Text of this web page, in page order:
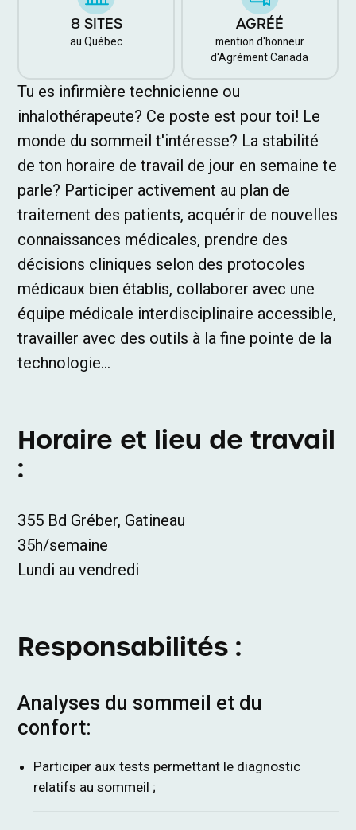
8 SITES
au Québec
AGRÉÉ
mention d'honneur
d'Agrément Canada
Tu es infirmière technicienne ou
inhalothérapeute? Ce poste est pour toi! Le
monde du sommeil t'intéresse? La stabilité
de ton horaire de travail de jour en semaine te
parle? Participer activement au plan de
traitement des patients, acquérir de nouvelles
connaissances médicales, prendre des
décisions cliniques selon des protocoles
médicaux bien établis, collaborer avec une
équipe médicale interdisciplinaire accessible,
travailler avec des outils à la fine pointe de la
technologie...
Horaire et lieu de travail
:
355 Bd Gréber, Gatineau
35h/semaine
Lundi au vendredi
Responsabilités :
Analyses du sommeil et du
confort:
Participer aux tests permettant le diagnostic
relatifs au sommeil ;